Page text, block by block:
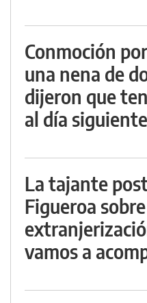
Conmoción
una nena de
dijeron que
al día siguiente
La tajante
Figueroa
vamos a